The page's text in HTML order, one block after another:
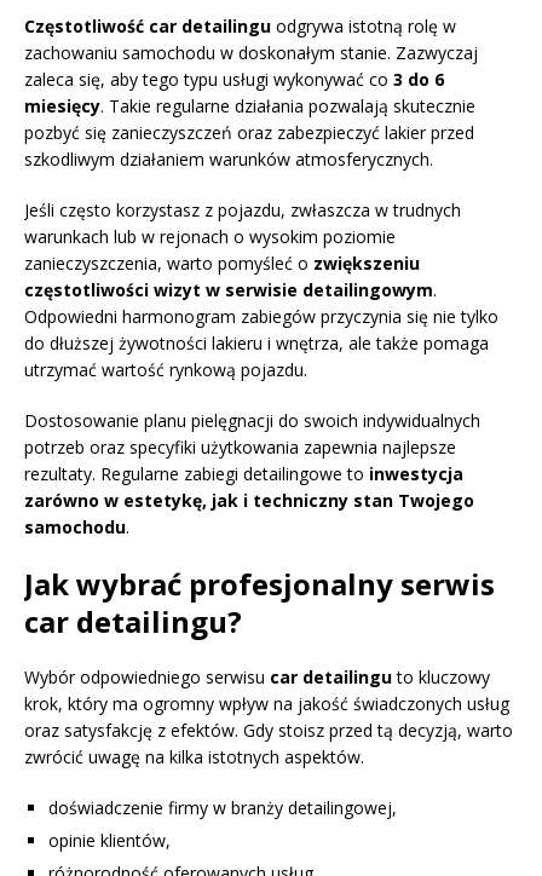
Częstotliwość car detailingu odgrywa istotną rolę w
zachowaniu samochodu w doskonałym stanie. Zazwyczaj
zaleca się, aby tego typu usługi wykonywać co 3 do 6
miesięcy. Takie regularne działania pozwalają skutecznie
pozbyć się zanieczyszczeń oraz zabezpieczyć lakier przed
szkodliwym działaniem warunków atmosferycznych.
Jeśli często korzystasz z pojazdu, zwłaszcza w trudnych
warunkach lub w rejonach o wysokim poziomie
zanieczyszczenia, warto pomyśleć o zwiększeniu
częstotliwości wizyt w serwisie detailingowym.
Odpowiedni harmonogram zabiegów przyczynia się nie tylko
do dłuższej żywotności lakieru i wnętrza, ale także pomaga
utrzymać wartość rynkową pojazdu.
Dostosowanie planu pielęgnacji do swoich indywidualnych
potrzeb oraz specyfiki użytkowania zapewnia najlepsze
rezultaty. Regularne zabiegi detailingowe to inwestycja
zarówno w estetykę, jak i techniczny stan Twojego
samochodu.
Jak wybrać profesjonalny serwis
car detailingu?
Wybór odpowiedniego serwisu car detailinguto kluczowy
krok, który ma ogromny wpływ na jakość świadczonych usług
oraz satysfakcję z efektów. Gdy stoisz przed tą decyzją, warto
zwrócić uwagę na kilka istotnych aspektów.
doświadczenie firmy w branży detailingowej,
opinie klientów,